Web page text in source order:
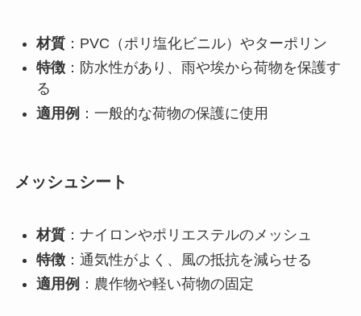
材質：PVC（ポリ塩化ビニル）やターポリン
特徴：防水性があり、雨や埃から荷物を保護す
る
適用例 ：一般的な荷物の保護に使用
メッシュシート
材質：ナイロンやポリエステルのメッシュ
特徴：通気性がよく、風の抵抗を減らせる
適用例 ：農作物や軽い荷物の固定